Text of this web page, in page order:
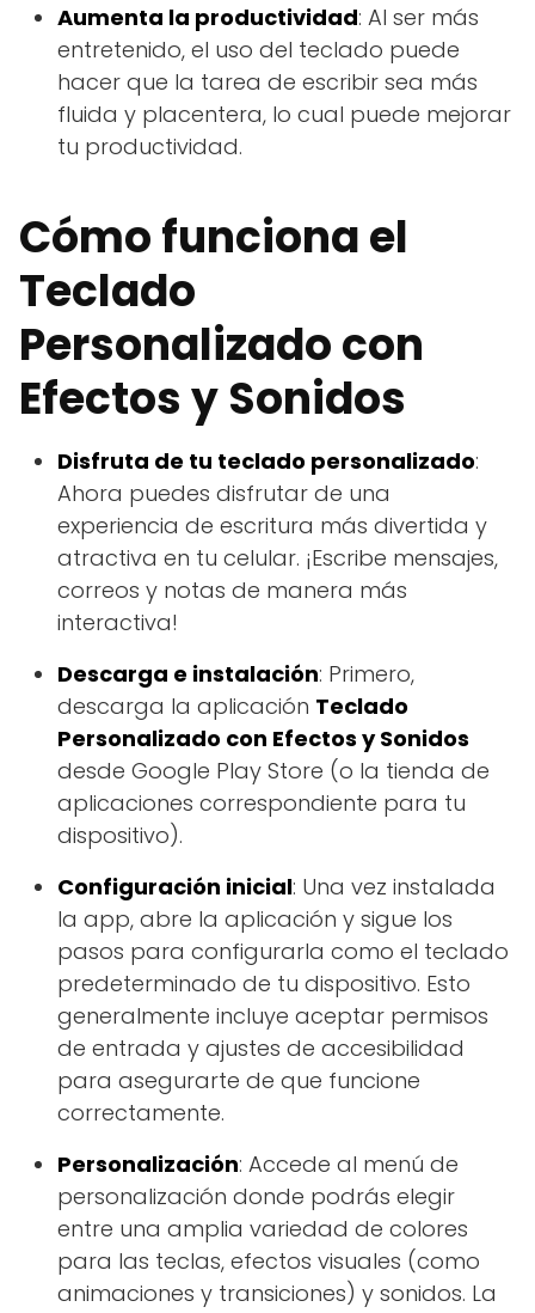
Aumenta la productividad: Al ser más
entretenido, el uso del teclado puede
hacer que la tarea de escribir sea más
fluida y placentera, lo cual puede mejorar
tu productividad.
Cómo funciona el
Teclado
Personalizado con
Efectos y Sonidos
Disfruta de tu teclado personalizado:
Ahora puedes disfrutar de una
experiencia de escritura más divertida y
atractiva en tu celular. ¡Escribe mensajes,
correos y notas de manera más
interactiva!
Descarga e instalación: Primero,
descarga la aplicación Teclado
Personalizado con Efectos y Sonidos
desde Google Play Store (o la tienda de
aplicaciones correspondiente para tu
dispositivo).
Configuración inicial: Una vez instalada
la app, abre la aplicación y sigue los
pasos para configurarla como el teclado
predeterminado de tu dispositivo. Esto
generalmente incluye aceptar permisos
de entrada y ajustes de accesibilidad
para asegurarte de que funcione
correctamente.
Personalización: Accede al menú de
personalización donde podrás elegir
entre una amplia variedad de colores
para las teclas, efectos visuales (como
animaciones y transiciones) y sonidos. La